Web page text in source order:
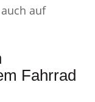
auf
Fahrrad